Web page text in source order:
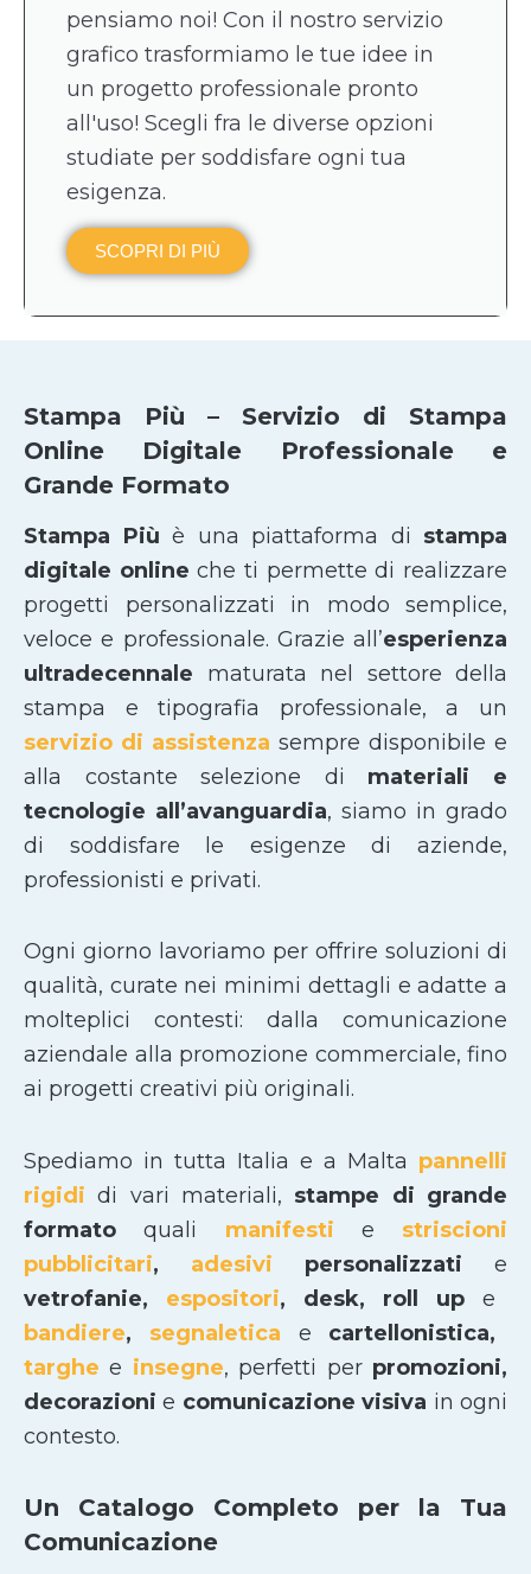
pensiamo noi! Con il nostro servizio
grafico trasformiamo le tue idee in
un progetto professionale pronto
all'uso! Scegli fra le diverse opzioni
studiate per soddisfare ogni tua
esigenza.
SCOPRI DI PIÙ
Stampa Più – Servizio di Stampa
Online Digitale Professionale e
Grande Formato
Stampa Più è una piattaforma di stampa
digitale online che ti permette di realizzare
progetti personalizzati in modo semplice,
veloce e professionale. Grazie all’esperienza
ultradecennale maturata nel settore della
stampa e tipografia professionale, a un
servizio di assistenza sempre disponibile e
alla costante selezione di materiali e
tecnologie all’avanguardia, siamo in grado
di soddisfare le esigenze di aziende,
professionisti e privati.
Ogni giorno lavoriamo per offrire soluzioni di
qualità, curate nei minimi dettagli e adatte a
molteplici contesti: dalla comunicazione
aziendale alla promozione commerciale, fino
ai progetti creativi più originali.
Spediamo in tutta Italia e a Malta pannelli
rigididi vari materiali, stampe di grande
formatoquali manifesti e striscioni
pubblicitari, adesivi personalizzati e
vetrofanie, espositori, desk, roll up e
bandiere, segnaletica e cartellonistica,
targhee insegne, perfetti per promozioni,
decorazionie comunicazione visiva in ogni
contesto.
Un Catalogo Completo per la Tua
Comunicazione